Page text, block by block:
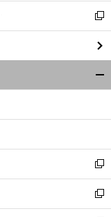
く
新
し
い
ウ
ィ
ン
ウ
開
く
新
し
い
ウ
新
し